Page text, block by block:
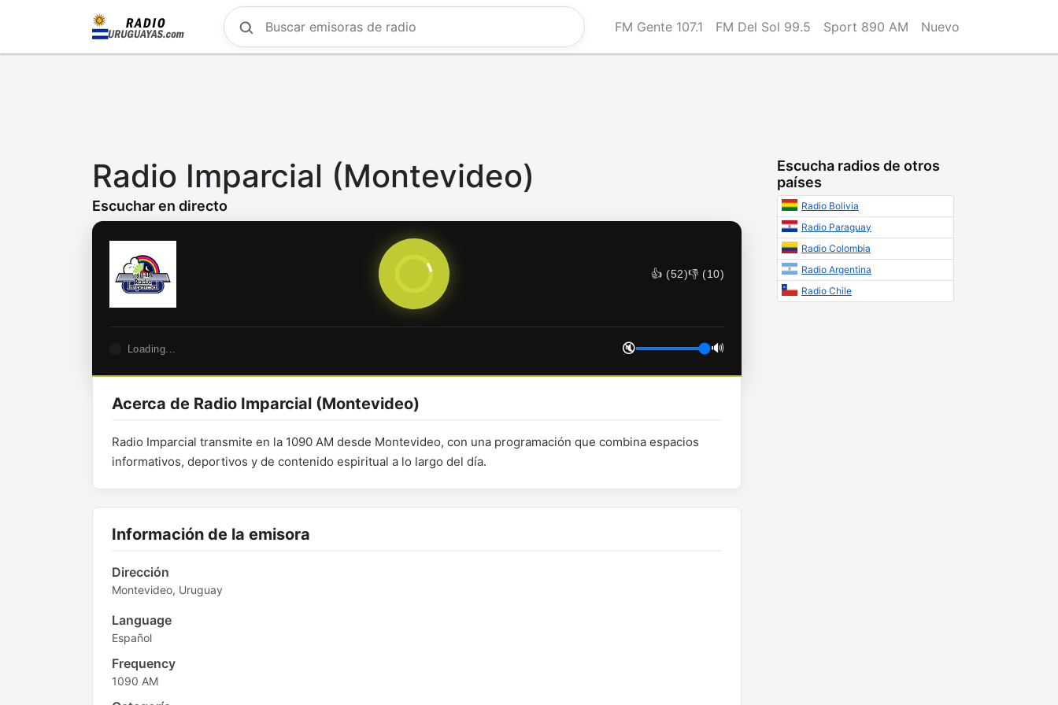
FM Gente 107.1 FM Del Sol 99.5 Sport 890 AM Nuevo
Radio Imparcial (Montevideo)
Escuchar en directo
👍 (52)👎 (10)
Loading... 🔇 🔊
Acerca de Radio Imparcial (Montevideo)
Radio Imparcial transmite en la 1090 AM desde Montevideo, con una programación que combina espacios
informativos, deportivos y de contenido espiritual a lo largo del día.
Información de la emisora
Dirección
Montevideo, Uruguay
Language
Español
Frequency
1090 AM
Escucha radios de otros
países
Radio Bolivia
Radio Paraguay
Radio Colombia
Radio Argentina
Radio Chile